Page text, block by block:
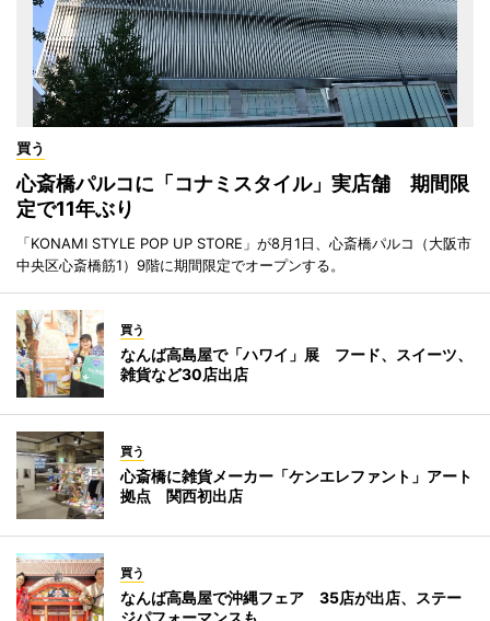
買う
心斎橋パルコに「コナミスタイル」実店舗 期間限
定で11年ぶり
「KONAMI STYLE POP UP STORE」が8月1日、心斎橋パルコ（大阪市
中央区心斎橋筋1）9階に期間限定でオープンする。
買う
なんば高島屋で「ハワイ」展 フード、スイーツ、
雑貨など30店出店
買う
心斎橋に雑貨メーカー「ケンエレファント」アート
拠点 関西初出店
買う
なんば高島屋で沖縄フェア 35店が出店、ステー
ジパフォーマンスも